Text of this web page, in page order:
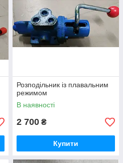
Розподільник із плавальним
режимом
В наявності
2 700 ₴
Купити